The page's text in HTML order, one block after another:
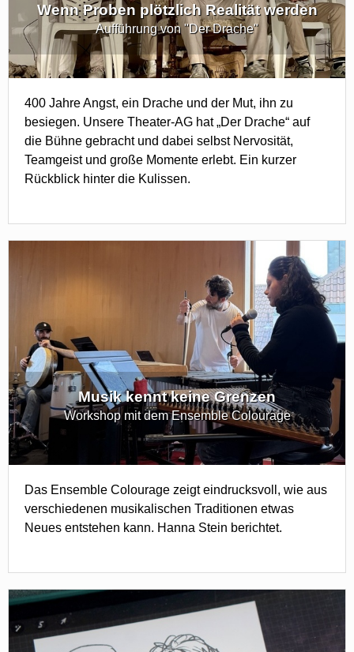
Wenn Proben plötzlich Realität werden
Aufführung von "Der Drache"
400 Jahre Angst, ein Drache und der Mut, ihn zu
besiegen. Unsere Theater-AG hat „Der Drache“ auf
die Bühne gebracht und dabei selbst Nervosität,
Teamgeist und große Momente erlebt. Ein kurzer
Rückblick hinter die Kulissen.
Musik kennt keine Grenzen
Workshop mit dem Ensemble Colourage
Das Ensemble Colourage zeigt eindrucksvoll, wie aus
verschiedenen musikalischen Traditionen etwas
Neues entstehen kann. Hanna Stein berichtet.